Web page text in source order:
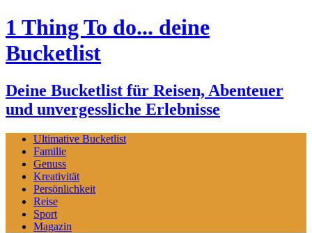
1 Thing To do... deine
Bucketlist
Deine Bucketlist für Reisen, Abenteuer
und unvergessliche Erlebnisse
Ultimative Bucketlist
Familie
Genuss
Kreativität
Persönlichkeit
Reise
Sport
Magazin